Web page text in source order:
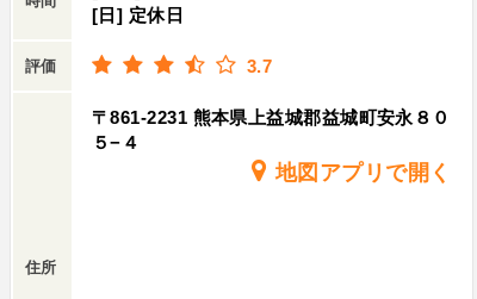
[日] 定休日
評価 3.7
住所
〒861-2231 熊本県上益城郡益城町安永８０
５−４
地図アプリで開く